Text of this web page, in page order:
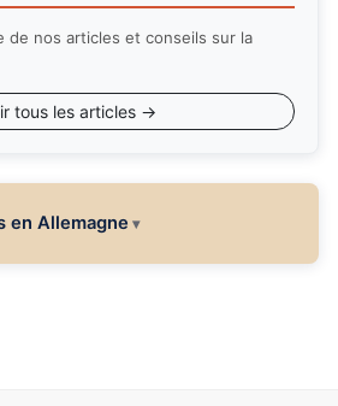
de nos articles et conseils sur la
tous les articles →
en Allemagne